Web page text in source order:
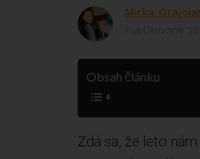
Mirka
Obsah článku
Zdá sa, že leto